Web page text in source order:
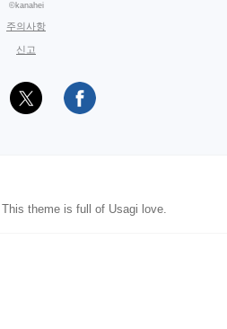
©kanahei
주의사항
신고
theme is full of Usagi love.